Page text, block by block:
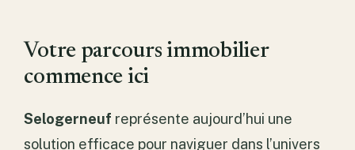
Votre parcours immobilier
commence ici
Selogerneuf représente aujourd’hui une
solution efficace pour naviguer dans l’univers